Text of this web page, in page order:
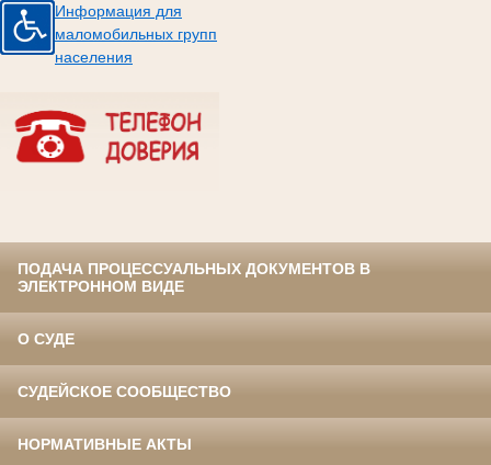
Информация для
маломобильных групп
населения
ПОДАЧА ПРОЦЕССУАЛЬНЫХ ДОКУМЕНТОВ В
ЭЛЕКТРОННОМ ВИДЕ
О СУДЕ
СУДЕЙСКОЕ СООБЩЕСТВО
НОРМАТИВНЫЕ АКТЫ